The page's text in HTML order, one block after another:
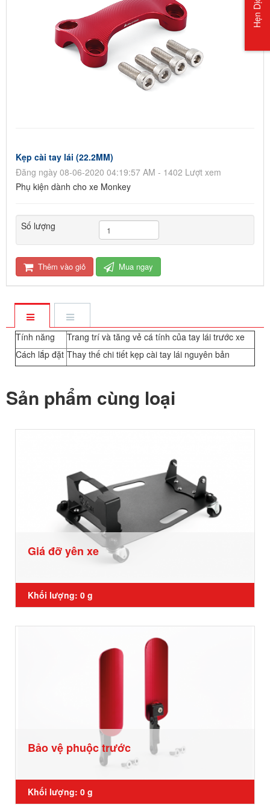
Kẹp cài tay lái (22.2MM)
Đăng ngày 08-06-2020 04:19:57 AM - 1402 Lượt xem
Phụ kiện dành cho xe Monkey
Số lượng
Thêm vào giỏ Mua ngay
Tính năng
Trang trí và tăng vẻ cá tính của tay lái trước xe
Cách lắp đặt Thay thế chi tiết kẹp cài tay lái nguyên bản
Sản phẩm cùng loại
Giá đỡ yên xe
Khối lượng: 0 g
Bảo vệ phuộc trước
Khối lượng: 0 g